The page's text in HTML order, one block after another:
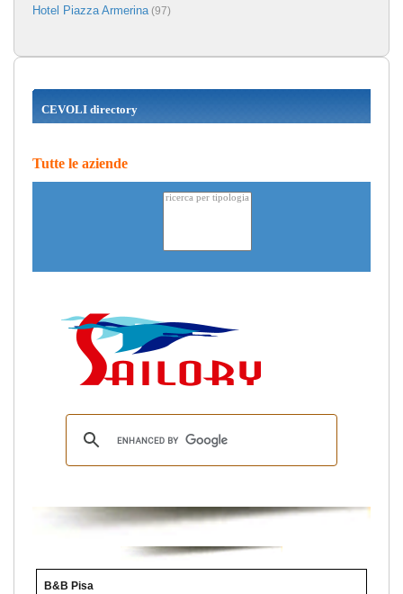
Hotel Piazza Armerina(97)
CEVOLI directory
Tutte le aziende
B&B Pisa